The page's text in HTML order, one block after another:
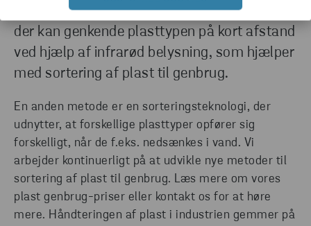
metoder. F.eks. kan man bruge en teknologi,
der kan genkende plasttypen på kort afstand
ved hjælp af infrarød belysning, som hjælper
med sortering af plast til genbrug.
En anden metode er en sorteringsteknologi, der
udnytter, at forskellige plasttyper opfører sig
forskelligt, når de f.eks. nedsænkes i vand. Vi
arbejder kontinuerligt på at udvikle nye metoder til
sortering af plast til genbrug. Læs mere om vores
plast genbrug-priser eller kontakt os for at høre
mere. Håndteringen af plast i industrien gemmer på